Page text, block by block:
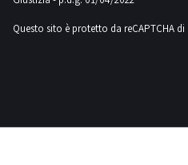
Questo sito è protetto da reCAPTCHA